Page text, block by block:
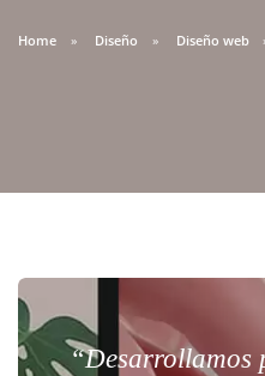
Home Diseño Diseño web
“Desarrollamos